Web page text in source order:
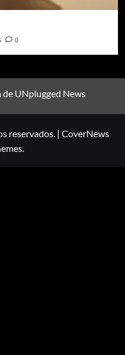
0
de UNplugged News
reservados. | CoverNews